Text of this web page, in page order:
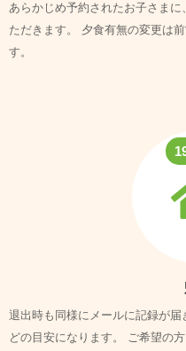
あらかじめ予約されたお子さま
ただきます。
夕食有無の変更は
す。
退出時も同様にメールに記録が
どの目安になります。
ご希望の